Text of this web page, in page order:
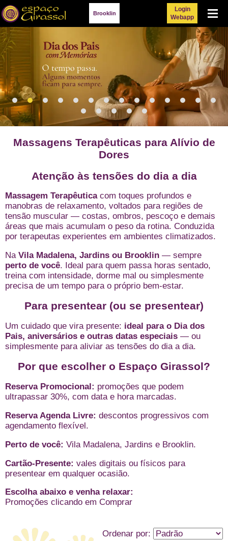
Login
WebappMenu
Brooklin
Massagens Terapêuticas para Alívio de
Dores
Atenção às tensões do dia a dia
Massagem Terapêuticacom toques profundos e
manobras de relaxamento, voltados para regiões de
tensão muscular — costas, ombros, pescoço e demais
áreas que mais acumulam o peso da rotina. Conduzida
por terapeutas experientes em ambientes climatizados.
Na Vila Madalena, Jardins ou Brooklin — sempre
perto de você. Ideal para quem passa horas sentado,
treina com intensidade, dorme mal ou simplesmente
precisa de um tempo para o próprio bem-estar.
Para presentear (ou se presentear)
Um cuidado que vira presente: ideal para o Dia dos
Pais, aniversários e outras datas especiais — ou
simplesmente para aliviar as tensões do dia a dia.
Por que escolher o Espaço Girassol?
Reserva Promocional: promoções que podem
ultrapassar 30%, com data e hora marcadas.
Reserva Agenda Livre: descontos progressivos com
agendamento flexível.
Perto de você: Vila Madalena, Jardins e Brooklin.
Cartão-Presente: vales digitais ou físicos para
presentear em qualquer ocasião.
Escolha abaixo e venha relaxar:
Promoções clicando em Comprar
Ordenar por: